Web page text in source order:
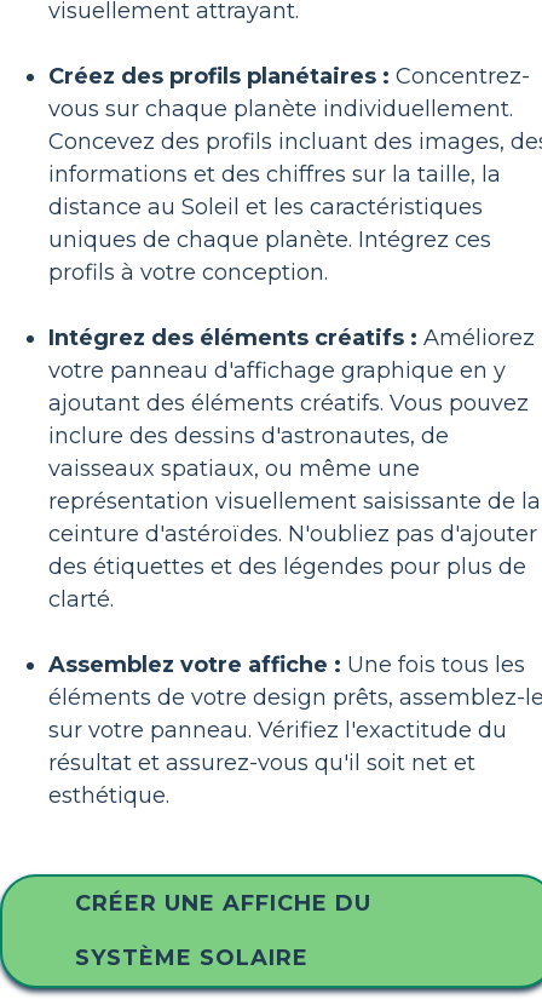
visuellement attrayant.
Créez des profils planétaires : Concentrez-
vous sur chaque planète individuellement.
Concevez des profils incluant des images,
informations et des chiffres sur la taille, la
distance au Soleil et les caractéristiques
uniques de chaque planète. Intégrez ces
profils à votre conception.
Intégrez des éléments créatifs : Améliorez
votre panneau d'affichage graphique en y
ajoutant des éléments créatifs. Vous pouvez
inclure des dessins d'astronautes, de
vaisseaux spatiaux, ou même une
représentation visuellement saisissante de la
ceinture d'astéroïdes. N'oubliez pas d'ajouter
des étiquettes et des légendes pour plus de
clarté.
Assemblez votre affiche : Une fois tous les
éléments de votre design prêts, assemblez-
sur votre panneau. Vérifiez l'exactitude du
résultat et assurez-vous qu'il soit net et
esthétique.
CRÉER UNE AFFICHE DU
SYSTÈME SOLAIRE